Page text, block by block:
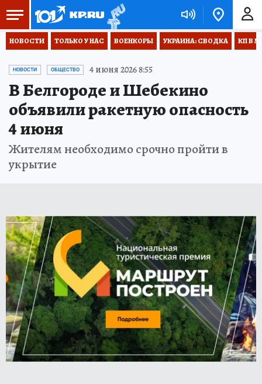
НОВОСТИ ТОЛЬКО У НАС ВОЕНКОРЫ УКРАИНА: СВОДКА КП В
НОВОСТИ ОБЩЕСТВО 4 июня 2026 8:55
В Белгороде и Шебекино
объявили ракетную опасность
4 июня
Жителям необходимо срочно пройти в
укрытие